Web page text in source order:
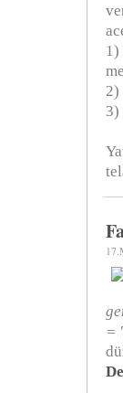
1)
2)
3)
=